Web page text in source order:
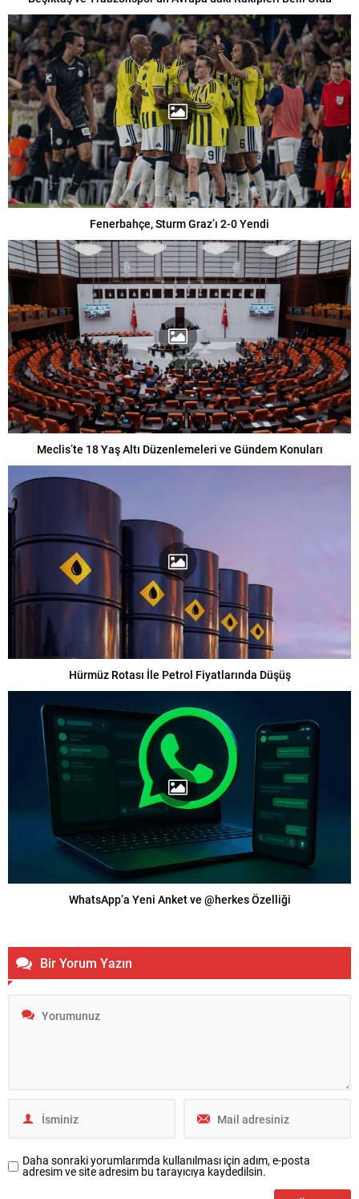
Fenerbahçe, Sturm Graz’ı 2-0 Yendi
Meclis’te 18 Yaş Altı Düzenlemeleri ve Gündem Konuları
Hürmüz Rotası İle Petrol Fiyatlarında Düşüş
WhatsApp’a Yeni Anket ve @herkes Özelliği
Bir Yorum Yazın
Daha sonraki yorumlarımda kullanılması için adım, e-posta
adresim ve site adresim bu tarayıcıya kaydedilsin.